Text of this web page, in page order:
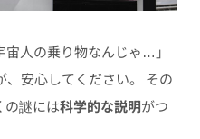
人の乗り物なんじゃ…」
、安心してください。 その
の謎には科学的な説明がつ